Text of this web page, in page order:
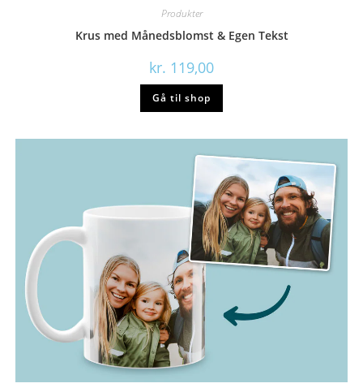
Produkter
Krus med Månedsblomst & Egen Tekst
kr. 119,00
Gå til shop